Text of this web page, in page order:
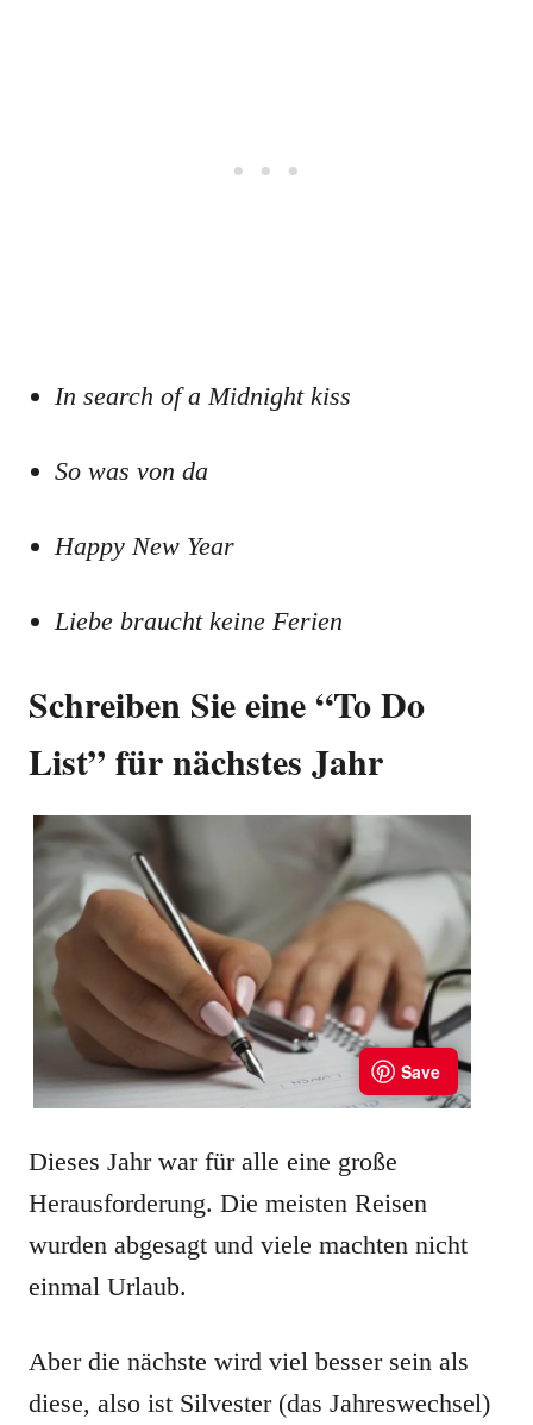
In search of a Midnight kiss
So was von da
Happy New Year
Liebe braucht keine Ferien
Schreiben Sie eine “To Do
List” für nächstes Jahr
Dieses Jahr war für alle eine große
Herausforderung. Die meisten Reisen
wurden abgesagt und viele machten nicht
einmal Urlaub.
Aber die nächste wird viel besser sein als
diese, also ist Silvester (das Jahreswechsel)